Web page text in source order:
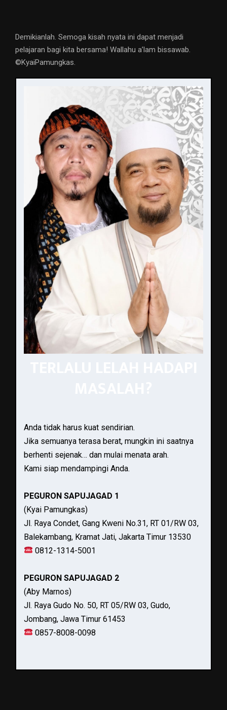
Demikianlah. Semoga kisah nyata ini dapat menjadi
pelajaran bagi kita bersama! Wallahu a’lam bissawab.
©️KyaiPamungkas.
Anda tidak harus kuat sendirian.
Jika semuanya terasa berat, mungkin ini saatnya
berhenti sejenak… dan mulai menata arah.
Kami siap mendampingi Anda.
PEGURON SAPUJAGAD 1
(Kyai Pamungkas)
Jl. Raya Condet, Gang Kweni No.31, RT 01/RW 03,
Balekambang, Kramat Jati, Jakarta Timur 13530
0812-1314-5001
PEGURON SAPUJAGAD 2
(Aby Marnos)
Jl. Raya Gudo No. 50, RT 05/RW 03, Gudo,
Jombang, Jawa Timur 61453
0857-8008-0098